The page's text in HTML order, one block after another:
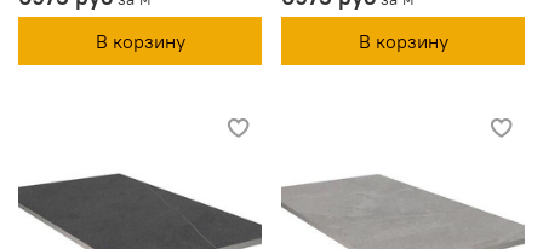
В корзину В корзину